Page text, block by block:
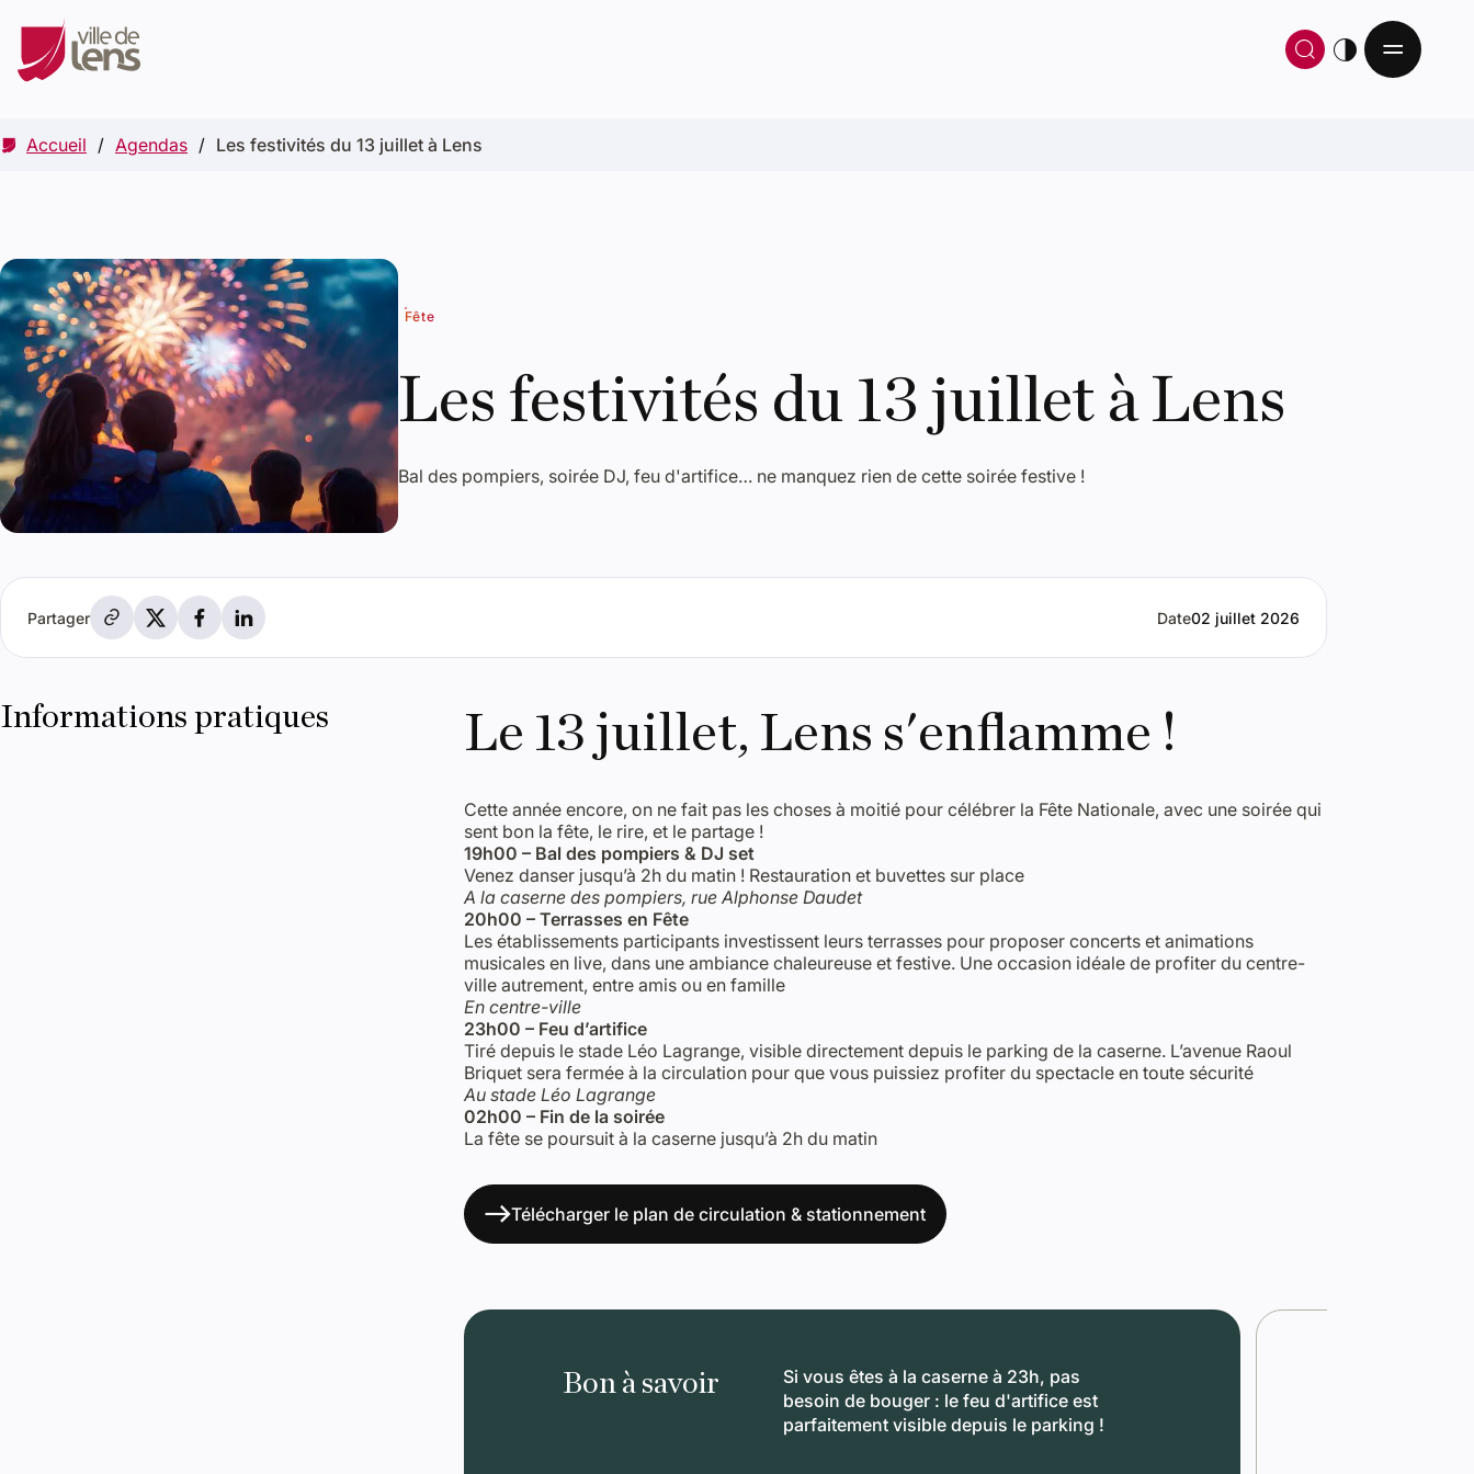
Ouvrir /
thème
Accueil Agendas Les festivités du 13 juillet à Lens
Les festivités du 13 juillet à Lens
Fête
Bal des pompiers, soirée DJ, feu d'artifice… ne manquez rien de cette soirée festive !
PartagerPartager par e-mail
Partager sur X
Partager sur Facebook
Partager sur LinkedIn Date02 juillet 2026
Informations pratiques Le 13 juillet, Lens s'enflamme !
Cette année encore, on ne fait pas les choses à moitié pour célébrer la Fête Nationale, avec une soirée qui
sent bon la fête, le rire, et le partage !
19h00 – Bal des pompiers & DJ set
Venez danser jusqu’à 2h du matin ! Restauration et buvettes sur place
A la caserne des pompiers, rue Alphonse Daudet
20h00 – Terrasses en Fête
Les établissements participants investissent leurs terrasses pour proposer concerts et animations
musicales en live, dans une ambiance chaleureuse et festive. Une occasion idéale de profiter du centre-
ville autrement, entre amis ou en famille
En centre-ville
23h00 – Feu d’artifice
Tiré depuis le stade Léo Lagrange, visible directement depuis le parking de la caserne. L’avenue Raoul
Briquet sera fermée à la circulation pour que vous puissiez profiter du spectacle en toute sécurité
Au stade Léo Lagrange
02h00 – Fin de la soirée
La fête se poursuit à la caserne jusqu’à 2h du matin
Télécharger le plan de circulation & stationnement
Bon à savoir
Si vous êtes à la caserne à 23h, pas
besoin de bouger : le feu d'artifice est
parfaitement visible depuis le parking !